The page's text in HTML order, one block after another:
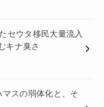
セウタ移民大量流入
キナ臭さ
スの弱体化と、そ